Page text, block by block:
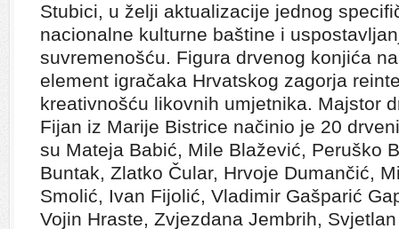
Stubici, u želji aktualizacije jednog
nacionalne kulturne baštine i
suvremenošću. Figura drvenog konjića
element igračaka Hrvatskog zagorja
kreativnošću likovnih umjetnika. Majstor
Fijan iz Marije Bistrice načinio je 20
su Mateja Babić, Mile Blažević, Peruško
Buntak, Zlatko Čular, Hrvoje Dumančić,
Smolić, Ivan Fijolić, Vladimir Gašparić
Vojin Hraste, Zvjezdana Jembrih,